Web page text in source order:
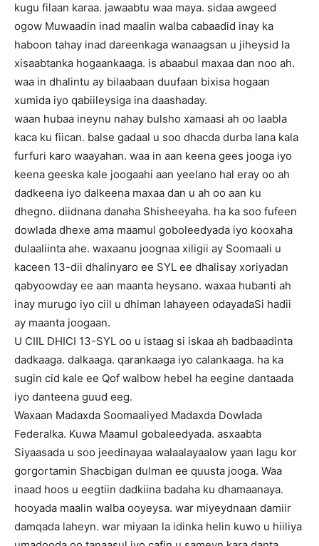
kugu filaan karaa. jawaabtu waa maya. sidaa awgeed
ogow Muwaadin inad maalin walba cabaadid inay ka
haboon tahay inad dareenkaga wanaagsan u jiheysid la
xisaabtanka hogaankaaga. is abaabul maxaa dan noo ah.
waa in dhalintu ay bilaabaan duufaan bixisa hogaan
xumida iyo qabiileysiga ina daashaday.
waan hubaa ineynu nahay bulsho xamaasi ah oo laabla
kaca ku fiican. balse gadaal u soo dhacda durba lana kala
furfuri karo waayahan. waa in aan keena gees jooga iyo
keena geeska kale joogaahi aan yeelano hal eray oo ah
dadkeena iyo dalkeena maxaa dan u ah oo aan ku
dhegno. diidnana danaha Shisheeyaha. ha ka soo fufeen
dowlada dhexe ama maamul goboleedyada iyo kooxaha
dulaaliinta ahe. waxaanu joognaa xiligii ay Soomaali u
kaceen 13-dii dhalinyaro ee SYL ee dhalisay xoriyadan
qabyoowday ee aan maanta heysano. waxaa hubanti ah
inay murugo iyo ciil u dhiman lahayeen odayadaSi hadii
ay maanta joogaan.
U CIIL DHICI 13-SYL oo u istaag si iskaa ah badbaadinta
dadkaaga. dalkaaga. qarankaaga iyo calankaaga. ha ka
sugin cid kale ee Qof walbow hebel ha eegine dantaada
iyo danteena guud eeg.
Waxaan Madaxda Soomaaliyed Madaxda Dowlada
Federalka. Kuwa Maamul gobaleedyada. asxaabta
Siyaasada u soo jeedinayaa walaalayaalow yaan lagu kor
gorgortamin Shacbigan dulman ee quusta jooga. Waa
inaad hoos u eegtiin dadkiina badaha ku dhamaanaya.
hooyada maalin walba ooyeysa. war miyeydnaan damiir
damqada laheyn. war miyaan la idinka helin kuwo u hiiliya